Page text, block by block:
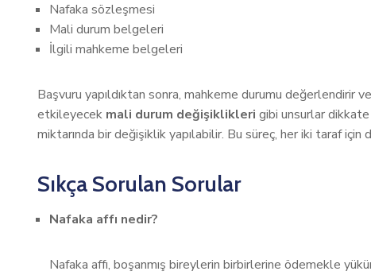
Nafaka sözleşmesi
Mali durum belgeleri
İlgili mahkeme belgeleri
Başvuru yapıldıktan sonra, mahkeme durumu değerlendirir
etkileyecek mali durum değişiklikleri gibi unsurlar dikkate
miktarında bir değişiklik yapılabilir. Bu süreç, her iki taraf
Sıkça Sorulan Sorular
Nafaka affı nedir?
Nafaka affı, boşanmış bireylerin birbirlerine ödemekle